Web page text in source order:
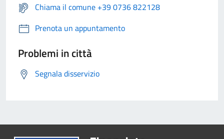
Chiama il comune +39 0736 822128
Prenota un appuntamento
Problemi in città
Segnala disservizio